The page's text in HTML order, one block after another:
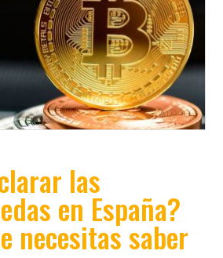
las
en España?
necesitas saber